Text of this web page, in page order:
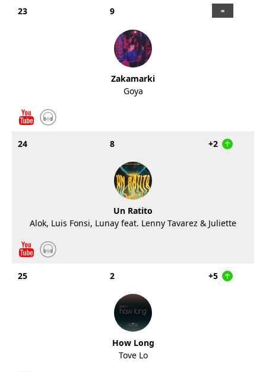
23 9
Zakamarki
Goya
24 8 +2
Un Ratito
Alok, Luis Fonsi, Lunay feat. Lenny Tavarez & Juliette
25 2 +5
How Long
Tove Lo